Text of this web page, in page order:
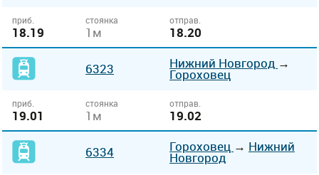
приб.
18.19
стоянка
1м
отправ.
18.20
6323 Нижний Новгород →
Гороховец
приб.
19.01
стоянка
1м
отправ.
19.02
6334 Гороховец → Нижний
Новгород